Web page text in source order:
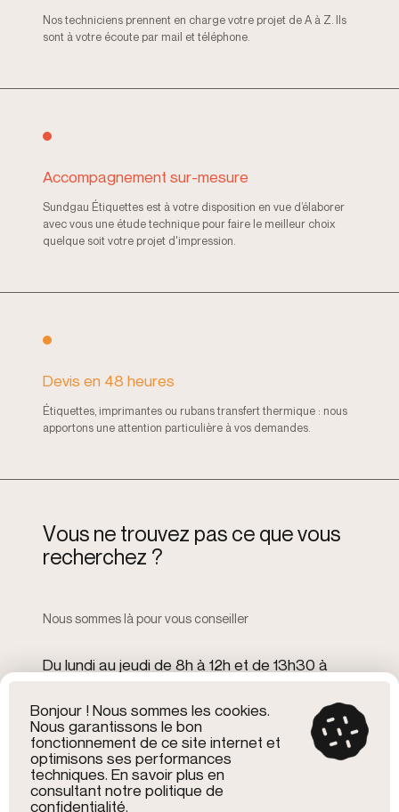
Bonjour ! Nous sommes les cookies.
Nous garantissons le bon
fonctionnement de ce site internet et
optimisons ses performances
techniques. En savoir plus en
consultant notre politique de
confidentialité.
Nos techniciens prennent en charge votre projet de A à Z. Ils
sont à votre écoute par mail et téléphone.
Accompagnement sur-mesure
Sundgau Étiquettes est à votre disposition en vue d’élaborer
avec vous une étude technique pour faire le meilleur choix
quelque soit votre projet d'impression.
Devis en 48 heures
Étiquettes, imprimantes ou rubans transfert thermique : nous
apportons une attention particulière à vos demandes.
Vous ne trouvez pas ce quevous
recherchez ?
Nous sommes là pour vous conseiller
Du lundi au jeudi de 8h à 12h et de 13h30 à
17h30
Le vendredi de 8h à 12h et de 13h30 à 16h
7 rue de Niederlarg
68580 Bisel
03 89 07 66 48